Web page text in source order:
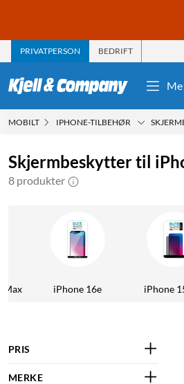
PRIVATPERSON BEDRIFT
MOBILT IPHONE-TILBEHØR
Skjermbeskytter til
8 produkter
Max iPhone 16e iPhone
PRIS
MERKE